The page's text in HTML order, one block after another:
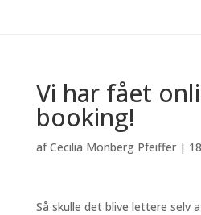
Vi har fået
booking!
afCecilia Monberg Pfeiffer|
Så skulle det blive lettere selv